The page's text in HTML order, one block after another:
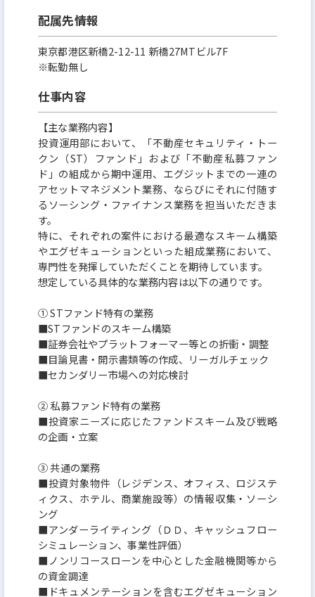
記載業務（変更の範囲）会社内でのすべての業務
配属先情報
東京都港区新橋2-12-11 新橋27MTビル7F
※転勤無し
仕事内容
【主な業務内容】
投資運用部において、「不動産セキュリティ・トー
クン（ST）ファンド」および「不動産私募ファン
ド」の組成から期中運用、エグジットまでの一連の
アセットマネジメント業務、ならびにそれに付随す
るソーシング・ファイナンス業務を担当いただきま
す。
特に、それぞれの案件における最適なスキーム構築
やエグゼキューションといった組成業務において、
専門性を発揮していただくことを期待しています。
想定している具体的な業務内容は以下の通りです。
① STファンド特有の業務
■STファンドのスキーム構築
■証券会社やプラットフォーマー等との折衝・調整
■目論見書・開示書類等の作成、リーガルチェック
■セカンダリー市場への対応検討
② 私募ファンド特有の業務
■投資家ニーズに応じたファンドスキーム及び戦略
の企画・立案
③ 共通の業務
■投資対象物件（レジデンス、オフィス、ロジステ
ィクス、ホテル、商業施設等）の情報収集・ソーシ
ング
■アンダーライティング（ＤＤ、キャッシュフロー
シミュレーション、事業性評価）
■ノンリコースローンを中心とした金融機関等から
の資金調達
■ドキュメンテーションを含むエグゼキューション